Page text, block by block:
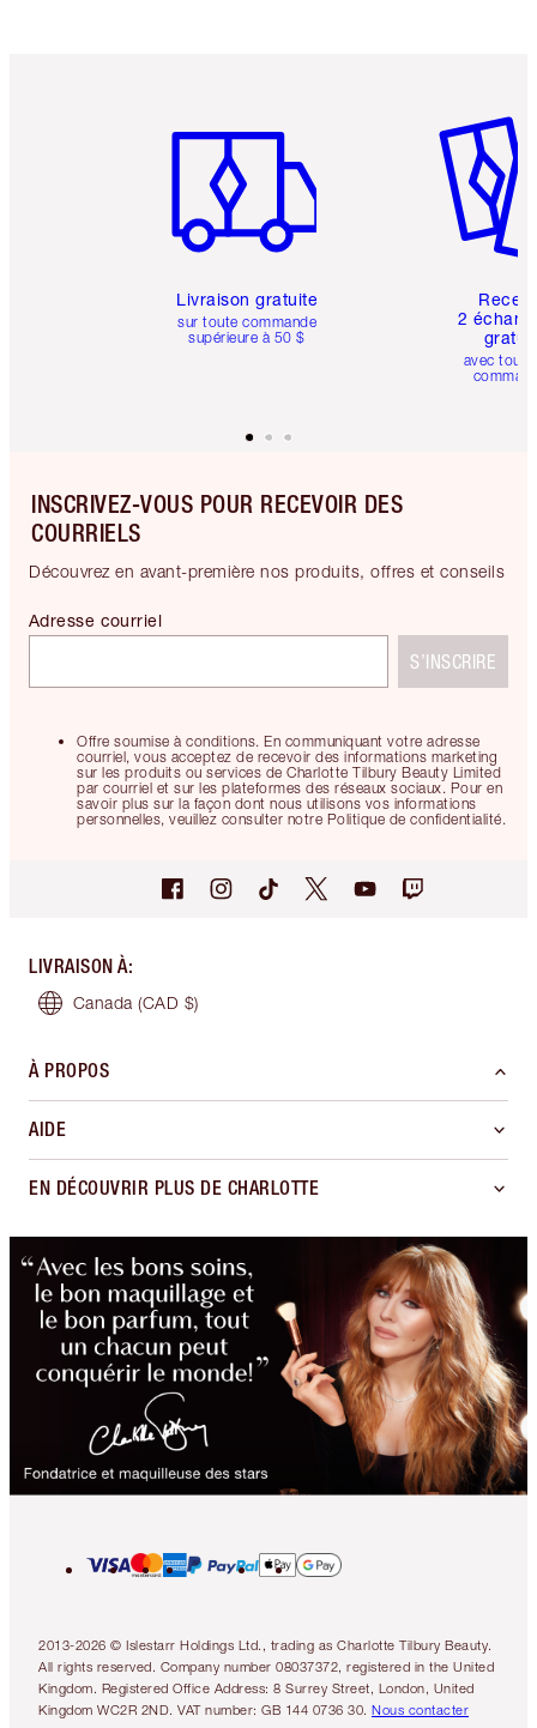
Livraison gratuite
sur toute commande
supérieure à 50 $
2
avec
INSCRIVEZ-VOUS POUR RECEVOIR DES
COURRIELS
Découvrez en avant-première nos produits, offres et conseils
Offre soumise à conditions. En communiquant votre adresse
courriel, vous acceptez de recevoir des informations marketing
sur les produits ou services de Charlotte Tilbury Beauty Limited
par courriel et sur les plateformes des réseaux sociaux. Pour en
savoir plus sur la façon dont nous utilisons vos informations
personnelles, veuillez consulter notre Politique de confidentialité.
Adresse courriel
S’INSCRIRE
LIVRAISON À:
Canada (CAD $)
À PROPOS
AIDE
EN DÉCOUVRIR PLUS DE CHARLOTTE
2013-2026 © Islestarr Holdings Ltd., trading as Charlotte Tilbury Beauty.
All rights reserved. Company number 08037372, registered in the United
Kingdom. Registered Office Address: 8 Surrey Street, London, United
Kingdom WC2R 2ND. VAT number: GB 144 0736 30. Nous contacter